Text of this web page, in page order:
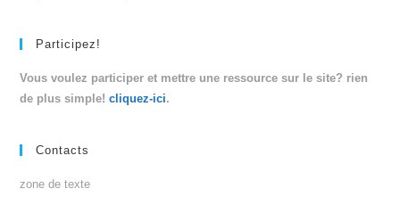
Participez!
Vous voulez participer et mettre une ressource sur le site? rien
de plus simple!cliquez-ici.
Contacts
zone de texte